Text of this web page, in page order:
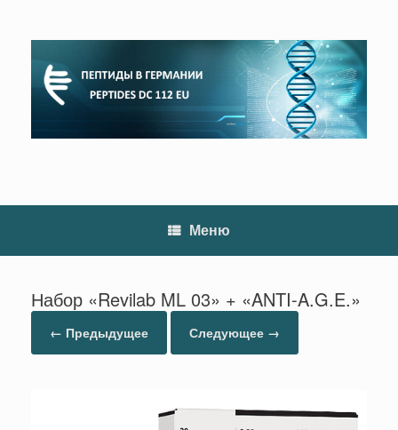
содержанию
Меню
Набор «Revilab ML 03» + «ANTI-A.G.E.»
← Предыдущее Следующее →